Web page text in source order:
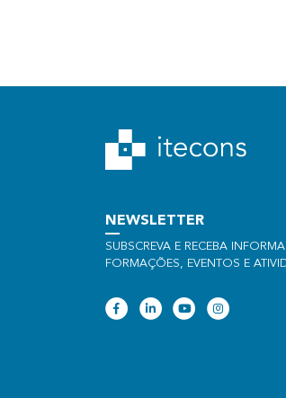
NEWSLETTER
SUBSCREVA E RECEBA
FORMAÇÕES, EVENTOS E